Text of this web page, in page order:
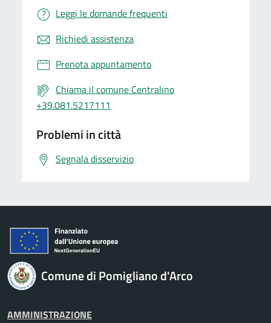
Leggi le domande frequenti
Richiedi assistenza
Prenota appuntamento
Chiama il comune Centralino
+39.081.5217111
Problemi in città
Segnala disservizio
Comune di Pomigliano d'Arco
AMMINISTRAZIONE